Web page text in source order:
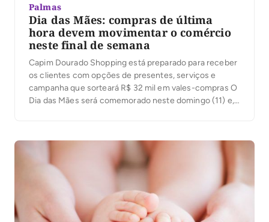
Palmas
Dia das Mães: compras de última
hora devem movimentar o comércio
neste final de semana
Capim Dourado Shopping está preparado para receber
os clientes com opções de presentes, serviços e
campanha que sorteará R$ 32 mil em vales-compras O
Dia das Mães será comemorado neste domingo (11) e,
Apesar do apelo emocional da […]